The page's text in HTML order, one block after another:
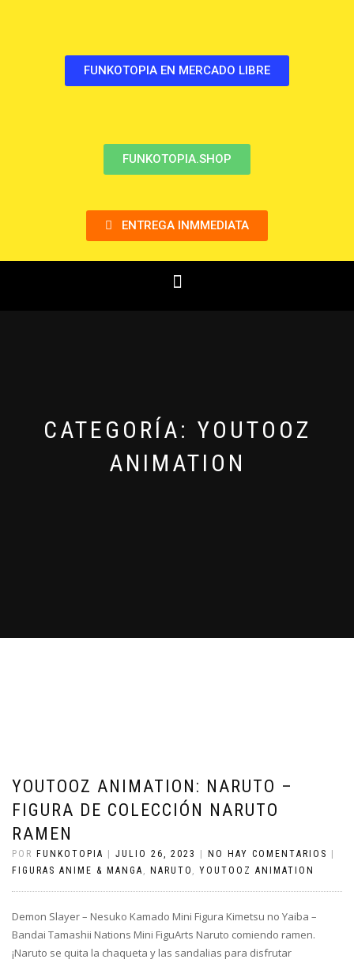
FUNKOTOPIA EN MERCADO LIBRE
FUNKOTOPIA.SHOP
ENTREGA INMMEDIATA
CATEGORÍA: YOUTOOZ
ANIMATION
YOUTOOZ ANIMATION: NARUTO –
FIGURA DE COLECCIÓN NARUTO
RAMEN
POR FUNKOTOPIA JULIO 26, 2023 NO HAY COMENTARIOS
FIGURAS ANIME & MANGA , NARUTO , YOUTOOZ ANIMATION
Demon Slayer – Nesuko Kamado Mini Figura Kimetsu no Yaiba –
Bandai Tamashii Nations Mini FiguArts Naruto comiendo ramen.
¡Naruto se quita la chaqueta y las sandalias para disfrutar